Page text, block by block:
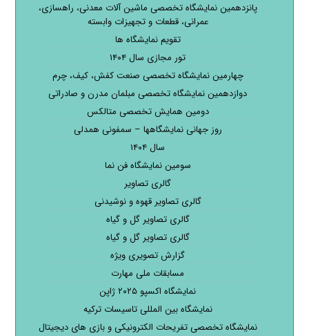
پانزدهمین نمایشگاه تخصصی ماشین آلات معدنی، راهسازی،
عمرانی، قطعات و تجهیزات وابسته
تقویم نمایشگاه ها
تور مجازی سال ۱۴۰۴
چهارمین نمایشگاه تخصصی صنعت کفش، کیف، چرم
دوازدهمین نمایشگاه تخصصی مبلمان مدرن و صادراتی
دومین همایش تخصصی متالکس
روز جهانی نمایشگاهها – سمفونی همدلی
سال ۱۴۰۴
سومین نمایشگاه فن نما
گالری تصاویر
گالری تصاویر قهوه و نوشیدنی
گالری تصاویر گل و گیاه
گالری تصاویر گل و گیاه
گزارش تصویری ویژه
مسابقات ملی مهارت
نمایشگاه اکسپو ۲۰۲۵ ژاپن
نمایشگاه بین المللی تاسیسات ترکیه
نمایشگاه تخصصی تفریحات الکترونیکی و بازی های دیجیتال